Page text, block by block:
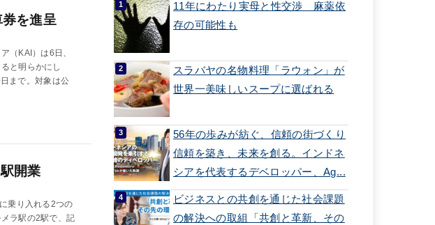
を進呈
（KAI）は6日、
と明らかにし
まで。対象は公
開業
乗り入れる2つの
ラ駅の2駅で、記
11年にわたり実母と性交渉 麻薬依
存の可能性も
スラバヤの名物料理「ラウォン」が
世界一美味しいスープに選ばれる
56年の歩みが紡ぐ、信頼の街づくり
信頼を築き、未来を創る。インドネ
シアを代表するデベロッパー、Ag...
ビジネスとの共創を通じた社会課題
の解決への取組「共創と革新、その